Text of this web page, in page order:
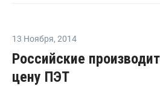
13 Ноября, 2014
Российские
цену ПЭТ